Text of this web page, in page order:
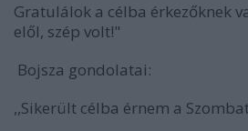
Gratulálok a célba érkezőknek
elől, szép volt!"
Bojsza gondolatai:
,,Sikerült célba érnem a